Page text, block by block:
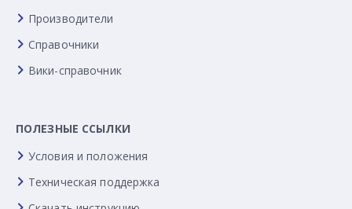
Производители
Справочники
Вики-справочник
ПОЛЕЗНЫЕ ССЫЛКИ
Условия и положения
Техническая поддержка